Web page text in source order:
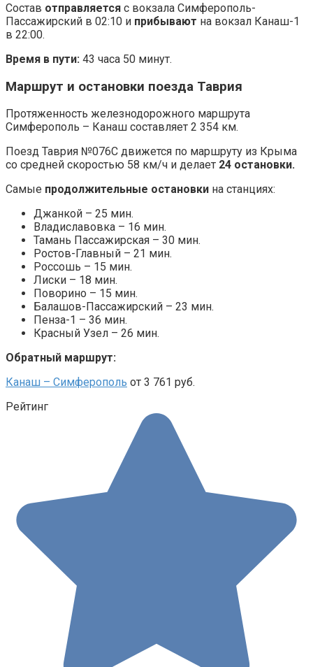
Состав отправляется с вокзала Симферополь-
Пассажирский в 02:10 и прибывают на вокзал Канаш-1
в 22:00.
Время в пути: 43 часа 50 минут.
Маршрут и остановки поезда Таврия
Протяженность железнодорожного маршрута
Симферополь – Канаш составляет 2 354 км.
Поезд Таврия №076С движется по маршруту из Крыма
со средней скоростью 58 км/ч и делает 24 остановки.
Самые продолжительные остановки на станциях:
Джанкой – 25 мин.
Владиславовка – 16 мин.
Тамань Пассажирская – 30 мин.
Ростов-Главный – 21 мин.
Россошь – 15 мин.
Лиски – 18 мин.
Поворино – 15 мин.
Балашов-Пассажирский – 23 мин.
Пенза-1 – 36 мин.
Красный Узел – 26 мин.
Обратный маршрут:
Канаш – Симферополь от 3 761 руб.
Рейтинг